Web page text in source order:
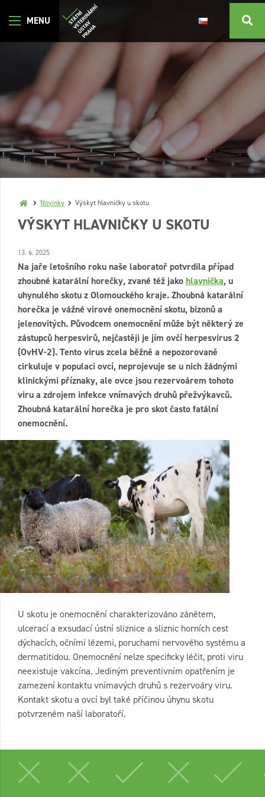
Novinky Výskyt hlavničky u skotu
VÝSKYT HLAVNIČKY U SKOTU
13. 6. 2025
Na jaře letošního roku naše laboratoř potvrdila případ
zhoubné katarální horečky, zvané též jakohlavnička, u
uhynulého skotu z Olomouckého kraje. Zhoubná katarální
horečka je vážné virové onemocnění skotu, bizonů a
jelenovitých. Původcem onemocnění může být některý ze
zástupců herpesvirů, nejčastěji je jím ovčí herpesvirus 2
(OvHV-2). Tento virus zcela běžně a nepozorovaně
cirkuluje v populaci ovcí, neprojevuje se u nich žádnými
klinickými příznaky, ale ovce jsou rezervoárem tohoto
viru a zdrojem infekce vnímavých druhů přežvýkavců.
Zhoubná katarální horečka je pro skot často fatální
onemocnění.
U skotu je onemocnění charakterizováno zánětem,
ulcerací a exsudací ústní sliznice a sliznic horních cest
dýchacích, očními lézemi, poruchami nervového systému a
dermatitidou. Onemocnění nelze specificky léčit, proti viru
neexistuje vakcína. Jediným preventivním opatřením je
zamezení kontaktu vnímavých druhů s rezervoáry viru.
Kontakt skotu a ovcí byl také příčinou úhynu skotu
potvrzeném naší laboratoří.